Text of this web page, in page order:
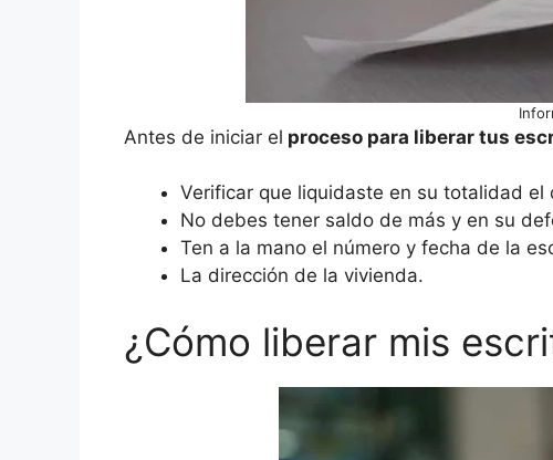
Antes de iniciar el proceso para liberar tus
Verificar que liquidaste en su totalidad el
No debes tener saldo de más y en su
Ten a la mano el número y fecha de la
La dirección de la vivienda.
¿Cómo liberar mis